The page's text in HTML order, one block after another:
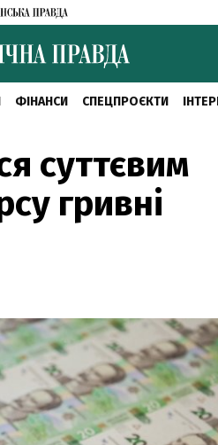
ФІНАНСИ СПЕЦПРОЄКТИ
суттєвим
гривні